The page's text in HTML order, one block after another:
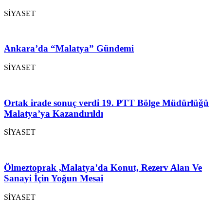
SİYASET
Ankara’da “Malatya” Gündemi
SİYASET
Ortak irade sonuç verdi 19. PTT Bölge Müdürlüğü
Malatya’ya Kazandırıldı
SİYASET
Ölmeztoprak ,Malatya’da Konut, Rezerv Alan Ve
Sanayi İçin Yoğun Mesai
SİYASET